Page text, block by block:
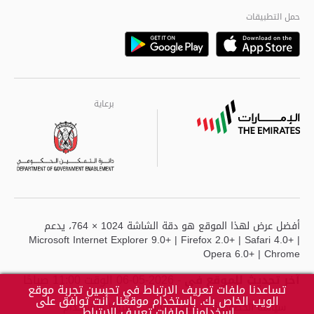
مراكز خدمة أبوظبى
حمل التطبيقات
Google
Playstore
برعاية
برعاية
أفضل عرض لهذا الموقع هو دقة الشاشة 1024 × 764، يدعم
Microsoft Internet Explorer 9.0+ | Firefox 2.0+ | Safari 4.0+ |
Opera 6.0+ | Chrome
آخر تحديث للموقع في- 2026-05-06 الوقت 11:00 صباحًا
سياسة الخصوصية حقوق النشر شروط الاستخدام
تساعدنا ملفات تعريف الارتباط في تحسين تجربة موقع
الويب الخاص بك. باستخدام موقعنا، أنت توافق على